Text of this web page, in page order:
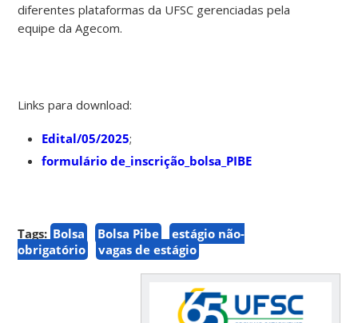
diferentes plataformas da UFSC gerenciadas pela
equipe da Agecom.
Links para download:
Edital/05/2025;
formulário de_inscrição_bolsa_PIBE
Tags: Bolsa Bolsa Pibe
estágio não-
obrigatório
vagas de estágio